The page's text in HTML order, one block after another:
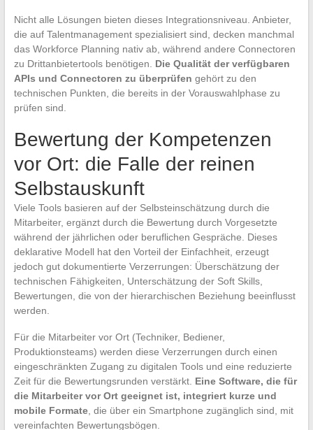
Nicht alle Lösungen bieten dieses Integrationsniveau. Anbieter,
die auf Talentmanagement spezialisiert sind, decken manchmal
das Workforce Planning nativ ab, während andere Connectoren
zu Drittanbietertools benötigen. Die Qualität der verfügbaren
APIs und Connectoren zu überprüfen gehört zu den
technischen Punkten, die bereits in der Vorauswahlphase zu
prüfen sind.
Bewertung der Kompetenzen
vor Ort: die Falle der reinen
Selbstauskunft
Viele Tools basieren auf der Selbsteinschätzung durch die
Mitarbeiter, ergänzt durch die Bewertung durch Vorgesetzte
während der jährlichen oder beruflichen Gespräche. Dieses
deklarative Modell hat den Vorteil der Einfachheit, erzeugt
jedoch gut dokumentierte Verzerrungen: Überschätzung der
technischen Fähigkeiten, Unterschätzung der Soft Skills,
Bewertungen, die von der hierarchischen Beziehung beeinflusst
werden.
Für die Mitarbeiter vor Ort (Techniker, Bediener,
Produktionsteams) werden diese Verzerrungen durch einen
eingeschränkten Zugang zu digitalen Tools und eine reduzierte
Zeit für die Bewertungsrunden verstärkt. Eine Software, die für
die Mitarbeiter vor Ort geeignet ist, integriert kurze und
mobile Formate, die über ein Smartphone zugänglich sind, mit
vereinfachten Bewertungsbögen.